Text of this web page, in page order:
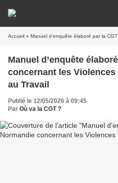
Accueil » Manuel d’enquête élaboré par la CGT Normandie
Manuel d’enquête
concernant les
au Travail
Publié le 12/05/2026 à 09:45
Par Où va la CGT ?